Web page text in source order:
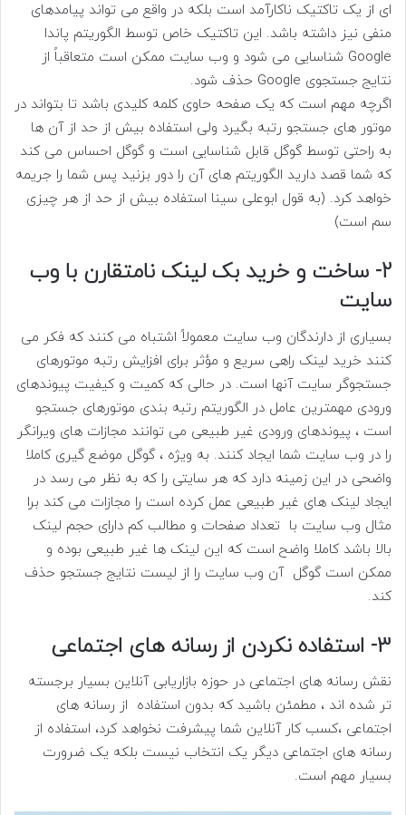
ای از یک تاکتیک ناکارآمد است بلکه در واقع می تواند پیامدهای
منفی نیز داشته باشد. این تاکتیک خاص توسط الگوریتم پاندا
Google شناسایی می شود و وب سایت ممکن است متعاقباً از
نتایج جستجوی Google حذف شود.
اگرچه مهم است که یک صفحه حاوی کلمه کلیدی باشد تا بتواند در
موتور های جستجو رتبه بگیرد ولی استفاده بیش از حد از آن ها
به راحتی توسط گوگل قابل شناسایی است و گوگل احساس می کند
که شما قصد دارید الگوریتم های آن را دور بزنید پس شما را جریمه
خواهد کرد. (به قول ابوعلی سینا استفاده بیش از حد از هر چیزی
سم است)
2- ساخت و خرید بک لینک نامتقارن با وب
سایت
بسیاری از دارندگان وب سایت معمولاً اشتباه می کنند که فکر می
کنند خرید لینک راهی سریع و مؤثر برای افزایش رتبه موتورهای
جستجوگر سایت آنها است. در حالی که کمیت و کیفیت پیوندهای
ورودی مهمترین عامل در الگوریتم رتبه بندی موتورهای جستجو
است ، پیوندهای ورودی غیر طبیعی می توانند مجازات های ویرانگر
را در وب سایت شما ایجاد کنند. به ویژه ، گوگل موضع گیری کاملا
واضحی در این زمینه دارد که هر سایتی را که به نظر می رسد در
ایجاد لینک های غیر طبیعی عمل کرده است را مجازات می کند برا
مثال وب سایت با تعداد صفحات و مطالب کم دارای حجم لینک
بالا باشد کاملا واضح است که این لینک ها غیر طبیعی بوده و
ممکن است گوگل آن وب سایت را از لیست نتایج جستجو حذف
کند.
3- استفاده نکردن از رسانه های اجتماعی
نقش رسانه های اجتماعی در حوزه بازاریابی آنلاین بسیار برجسته
تر شده اند ، مطمئن باشید که بدون استفاده از رسانه های
اجتماعی ،کسب کار آنلاین شما پیشرفت نخواهد کرد، استفاده از
رسانه های اجتماعی دیگر یک انتخاب نیست بلکه یک ضرورت
بسیار مهم است.